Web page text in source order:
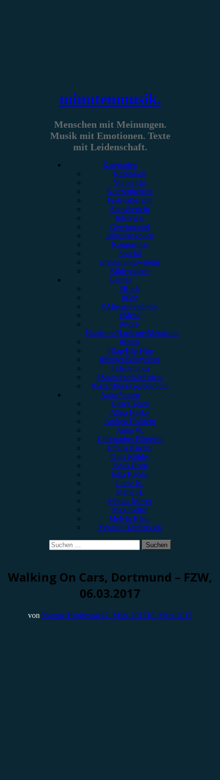
minutenmusik.
Menschen mit Meinungen.
Musik mit Emotionen. Texte
mit Leidenschaft.
Kategorien
Rezension
Vorbericht
Konzertbericht
Festivalbericht
Showbericht
Interview
Gewinnspiel
Jahresrückblick
Kommentar
Special
Erinnerungswürdig
Bildergalerie
Genres
#Rock
#Pop
#Alternative/Indie
#Metal
#Post-
Hardcore/Hardcore/Metalcore
#Punk
#Rap/Hip-Hop
#Singer/Songwriter
#Electronica
#Soundtrack/Musical
#Jazz/Blues/Gospel/Soul
Autor*innen
Unser Team
Alina Hasky
Andrea Holstein
Anna W.
Christopher Filipecki
Emilia Knebel
Gina Köhler
Jonas Horn
Julia Köhler
Lucie K.
Marie H.
Marius Meyer
Max Keller
Melvin Klein
Yvonne Hopfensack
Suchen
nach:
Walking On Cars, Dortmund – FZW,
06.03.2017
von Yvonne Hopfensack7. März 201710. März 2017